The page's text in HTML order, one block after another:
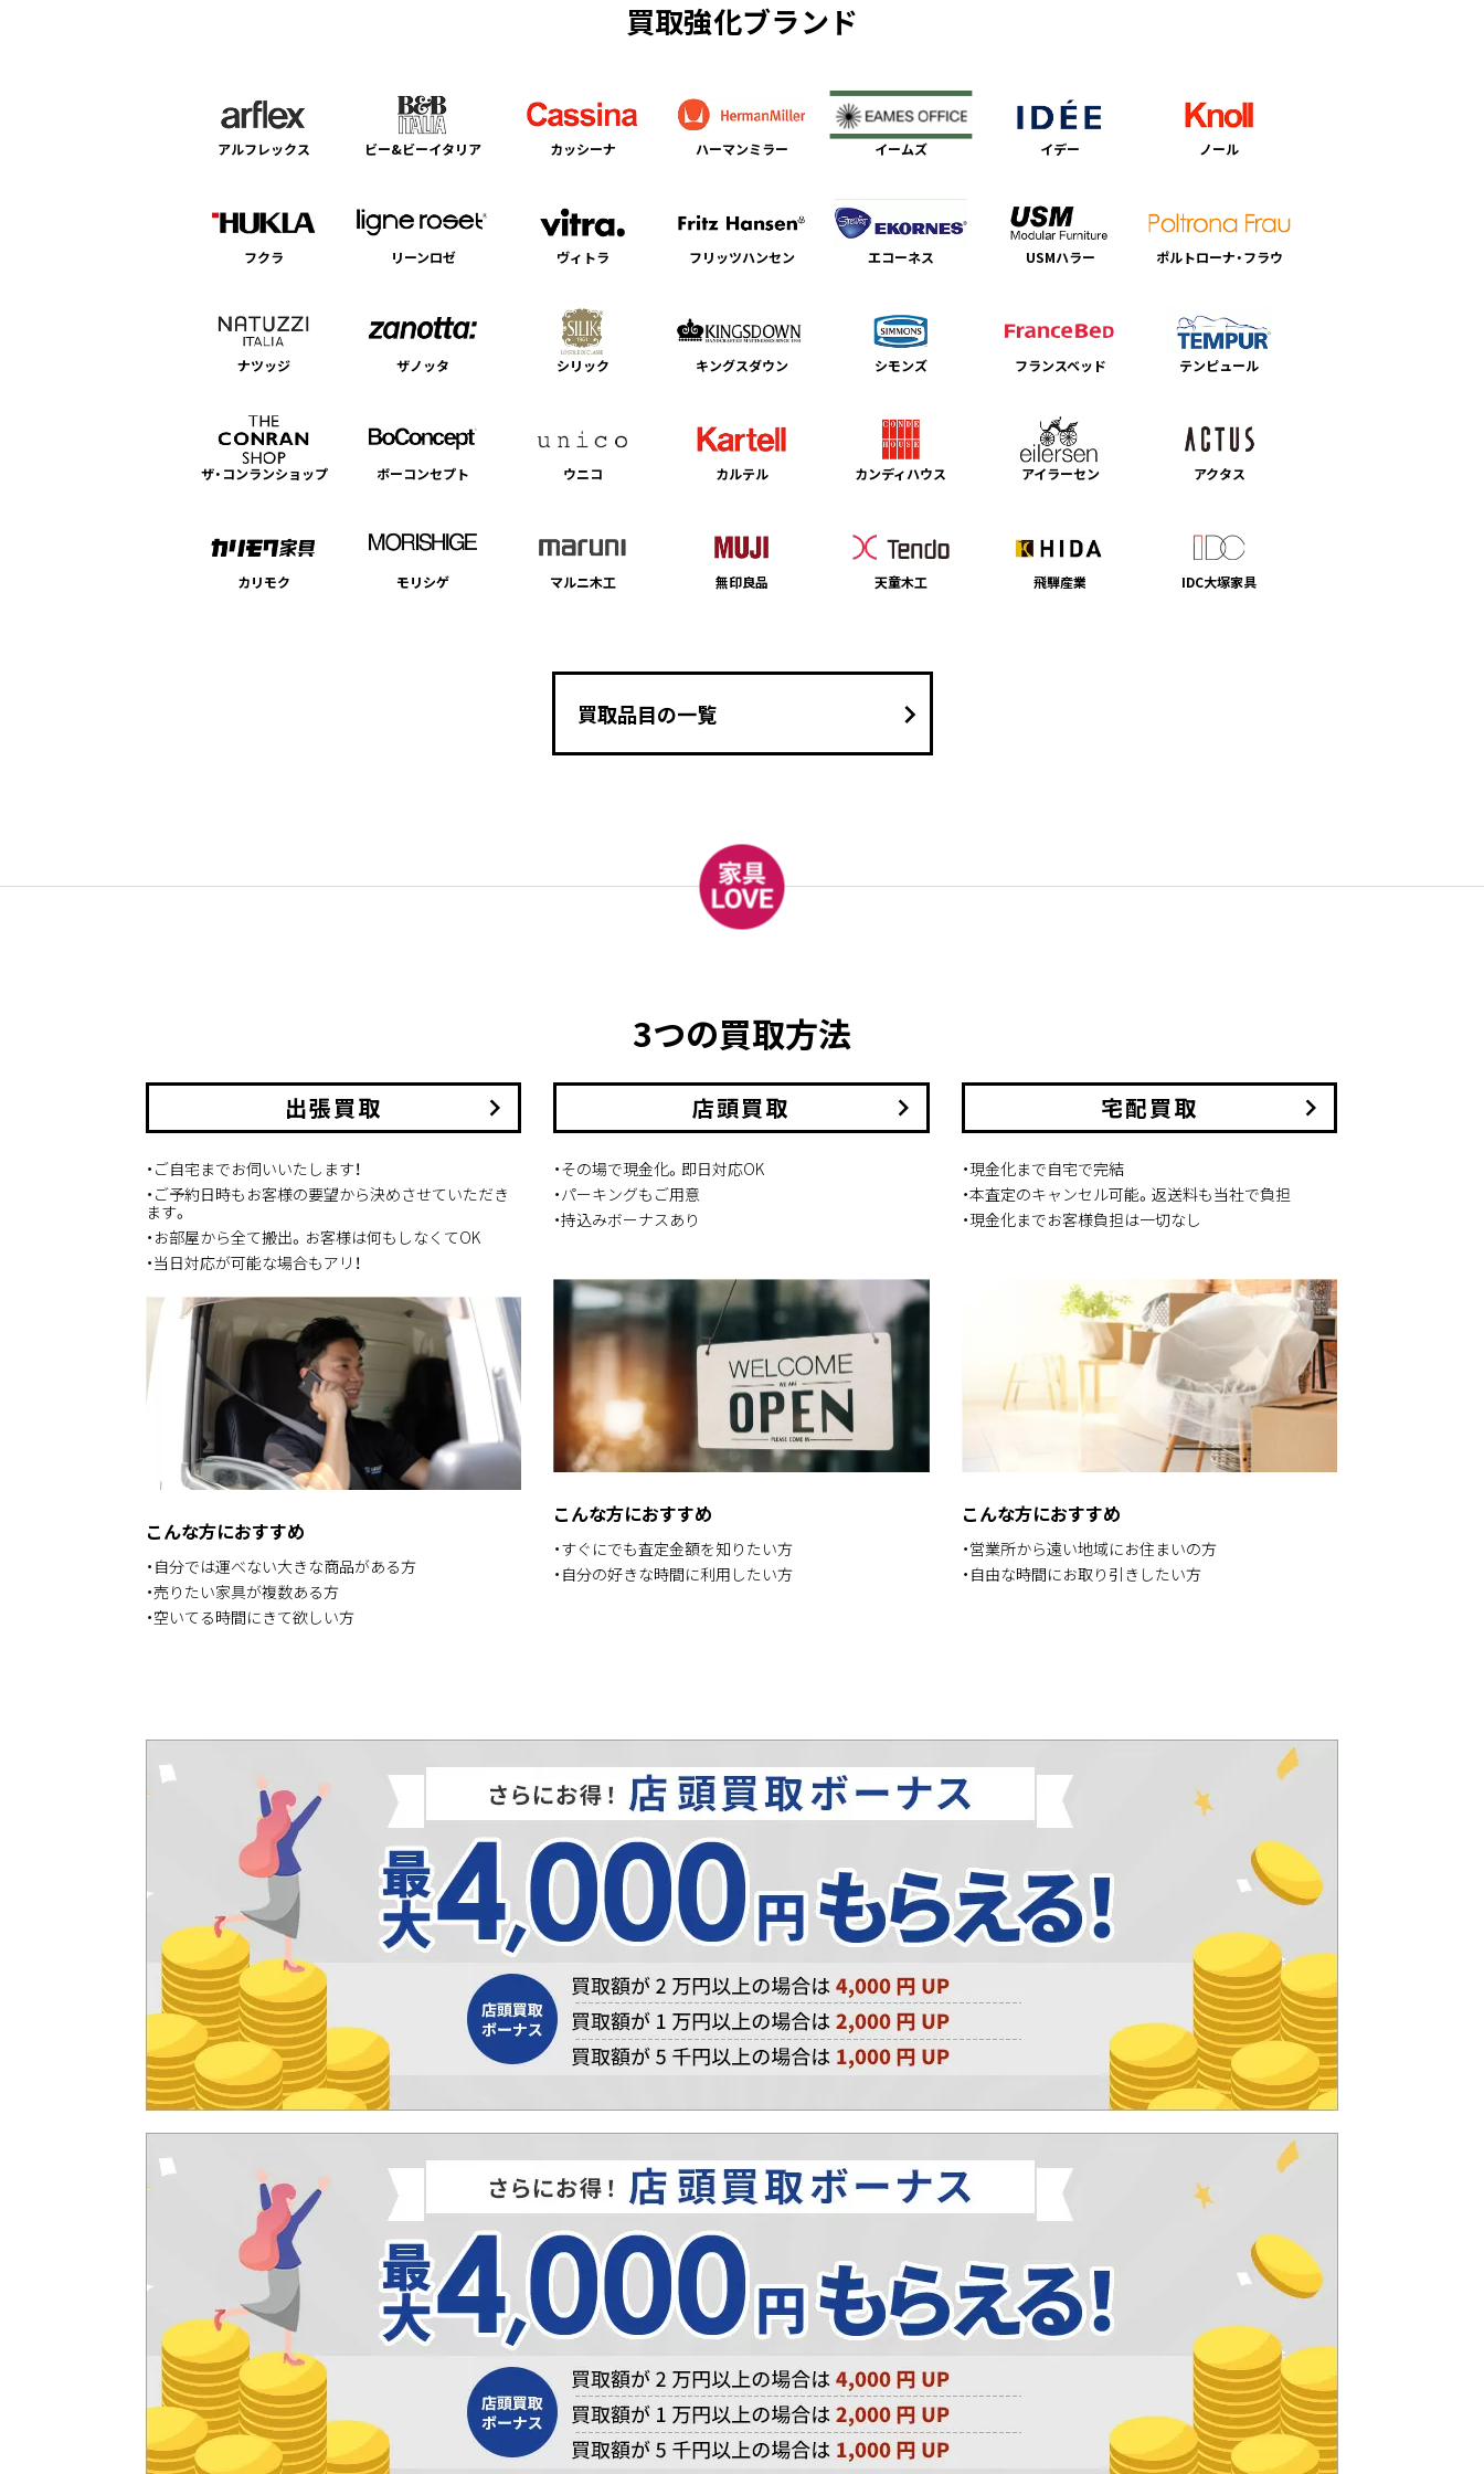
買取強化ブランド
アルフレックス ビー&ビーイタリア カッシーナ ハーマンミラー イームズ イデー ノール
フクラ リーンロゼ ヴィトラ フリッツハンセン エコーネス USMハラー ポルトローナ・フラウ
ナツッジ ザノッタ シリック キングスダウン シモンズ フランスベッド テンピュール
ザ・コンランショップ ボーコンセプト ウニコ カルテル カンディハウス アイラーセン アクタス
カリモク モリシゲ マルニ木工 無印良品 天童木工 飛騨産業 IDC大塚家具
買取品目の一覧 keyboard_arrow_right
3つの買取方法
出張買取 keyboard_arrow_right
・ご自宅までお伺いいたします！
・ご予約日時もお客様の要望から決めさせていただき
ます。
・お部屋から全て搬出。お客様は何もしなくてOK
・当日対応が可能な場合もアリ！
こんな方におすすめ
・自分では運べない大きな商品がある方
・売りたい家具が複数ある方
・空いてる時間にきて欲しい方
店頭買取 keyboard_arrow_right
・その場で現金化。即日対応OK
・パーキングもご用意
・持込みボーナスあり
こんな方におすすめ
・すぐにでも査定金額を知りたい方
・自分の好きな時間に利用したい方
宅配買取 keyboard_arrow_right
・現金化まで自宅で完結
・本査定のキャンセル可能。返送料も当社で負担
・現金化までお客様負担は一切なし
こんな方におすすめ
・営業所から遠い地域にお住まいの方
・自由な時間にお取り引きしたい方